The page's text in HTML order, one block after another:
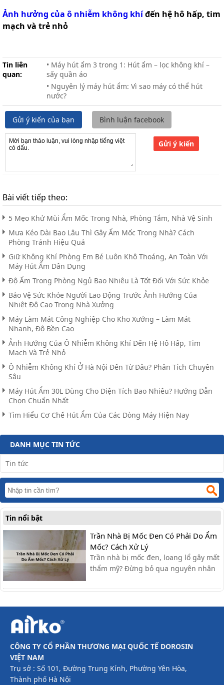
Ảnh hưởng của ô nhiễm không khíđến hệ hô hấp, tim
mạch và trẻ nhỏ
Tin liên
quan:
• Máy hút ẩm 3 trong 1: Hút ẩm – lọc không khí –
sấy quần áo
• Nguyên lý máy hút ẩm: Vì sao máy có thể hút
nước?
Gửi ý kiến của bạn Bình luận facebook
Gửi ý kiến
Bài viết tiếp theo:
5 Mẹo Khử Mùi Ẩm Mốc Trong Nhà, Phòng Tắm, Nhà Vệ Sinh
Mưa Kéo Dài Bao Lâu Thì Gây Ẩm Mốc Trong Nhà? Cách
Phòng Tránh Hiệu Quả
Giữ Không Khí Phòng Em Bé Luôn Khô Thoáng, An Toàn Với
Máy Hút Ẩm Dân Dụng
Độ Ẩm Trong Phòng Ngủ Bao Nhiêu Là Tốt Đối Với Sức Khỏe​
Bảo Vệ Sức Khỏe Người Lao Động Trước Ảnh Hưởng Của
Nhiệt Độ Cao Trong Nhà Xưởng
Máy Làm Mát Công Nghiệp Cho Kho Xưởng – Làm Mát
Nhanh, Độ Bền Cao
Ảnh Hưởng Của Ô Nhiễm Không Khí Đến Hệ Hô Hấp, Tim
Mạch Và Trẻ Nhỏ
Ô Nhiễm Không Khí Ở Hà Nội Đến Từ Đâu? Phân Tích Chuyên
Sâu
Máy Hút Ẩm 30L Dùng Cho Diện Tích Bao Nhiêu? Hướng Dẫn
Chọn Chuẩn Nhất
Tìm Hiểu Cơ Chế Hút Ẩm Của Các Dòng Máy Hiện Nay
DANH MỤC TIN TỨC
Tin tức
Tin nổi bật
Trần Nhà Bị Mốc Đen Có Phải Do Ẩm
Mốc? Cách Xử Lý
Trần nhà bị mốc đen, loang lổ gây mất
thẩm mỹ? Đừng bỏ qua nguyên nhân
ngay tại nhà mà bài viết dưới đây sẽ
CÔNG TY CỔ PHẦN THƯƠNG MẠI QUỐC TẾ DOROSIN
VIỆT NAM
Trụ sở : Số 101, Đường Trung Kính, Phường Yên Hòa,
Thành phố Hà Nội